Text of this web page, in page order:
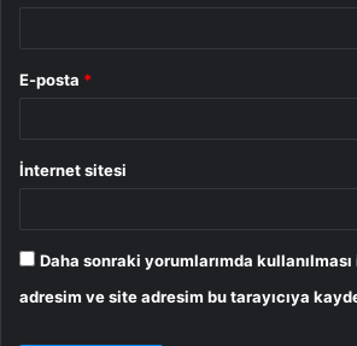
E-posta *
İnternet sitesi
Daha sonraki yorumlarımda
adresim ve site adresim bu tarayıcıya